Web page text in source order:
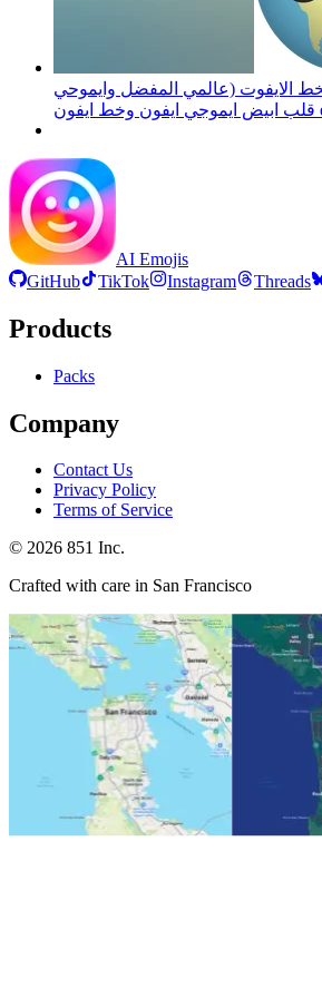
الايفوت (عالمي المفضل وايموحي
قلب ابيض ايموجي ايفون وخط ايفون
AI Emojis
GitHub
TikTok Instagram Threads
Products
Packs
Company
Contact Us
Privacy Policy
Terms of Service
© 2026 851 Inc.
Crafted with care in San Francisco